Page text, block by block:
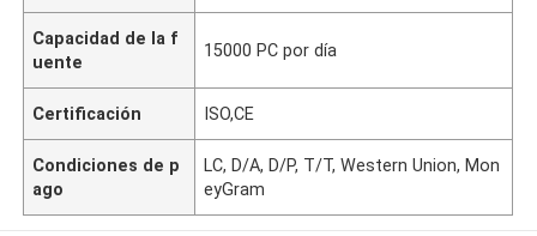
Capacidad de la f
uente
15000 PC por día
Certificación ISO,CE
Condiciones de p
ago
LC, D/A, D/P, T/T, Western Union, Mon
eyGram